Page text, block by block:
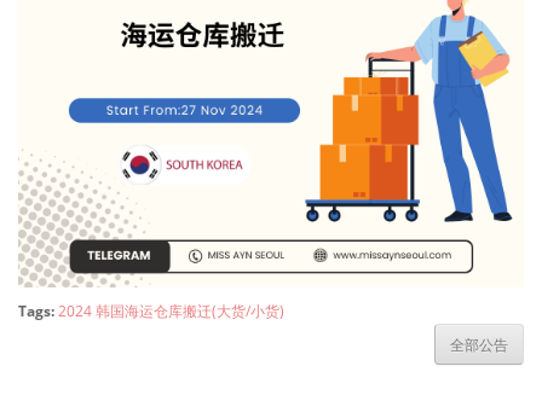
Tags:2024 韩国海运仓库搬迁(大货/小货)
全部公告